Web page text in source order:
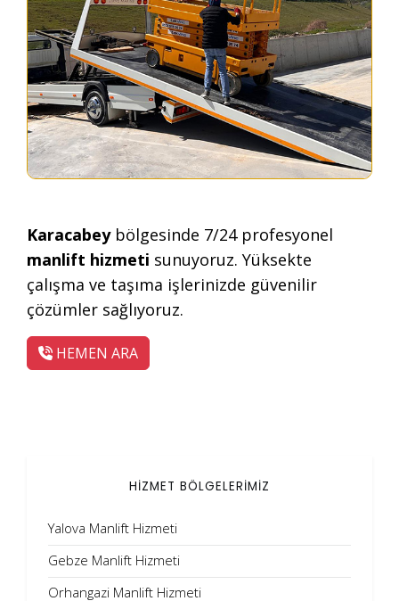
Karacabeybölgesinde 7/24 profesyonel
manlift hizmeti sunuyoruz. Yüksekte
çalışma ve taşıma işlerinizde güvenilir
çözümler sağlıyoruz.
HEMEN ARA
HİZMET BÖLGELERİMİZ
Yalova Manlift Hizmeti
Gebze Manlift Hizmeti
Orhangazi Manlift Hizmeti